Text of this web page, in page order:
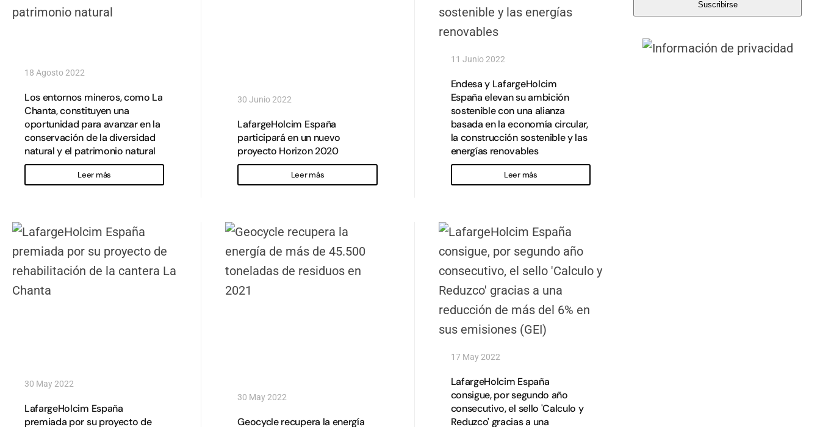
18 Agosto 2022
Los entornos mineros, como La
Chanta, constituyen una
oportunidad para avanzar en la
conservación de la diversidad
natural y el patrimonio natural
Leer más
30 Junio 2022
LafargeHolcim España
participará en un nuevo
proyecto Horizon 2020
Leer más
11 Junio 2022
Endesa y LafargeHolcim
España elevan su ambición
sostenible con una alianza
basada en la economía circular,
la construcción sostenible y las
energías renovables
Leer más
30 May 2022
LafargeHolcim España
premiada por su proyecto de
30 May 2022
Geocycle recupera la energía
17 May 2022
LafargeHolcim España
consigue, por segundo año
consecutivo, el sello 'Calculo y
Reduzco' gracias a una